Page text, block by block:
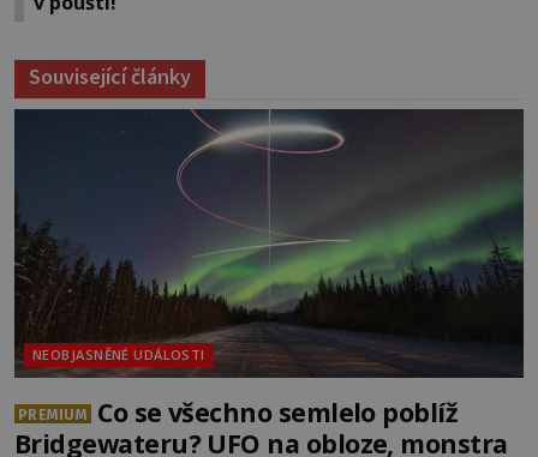
Související články
NEOBJASNĚNÉ UDÁLOSTI
PREMIUM
Co se všechno semlelo poblíž
Bridgewateru? UFO na obloze, monstra